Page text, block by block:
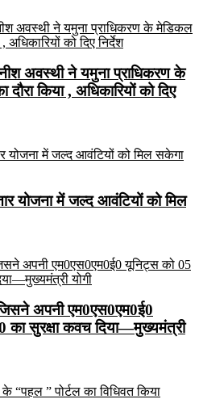
अवस्थी ने यमुना प्राधिकरण के
किया , अधिकारियों को दिए
योजना में जल्द आवंटियों को मिल
अपनी एम0एस0एम0ई0
सुरक्षा कवच दिया—मुख्यमंत्री